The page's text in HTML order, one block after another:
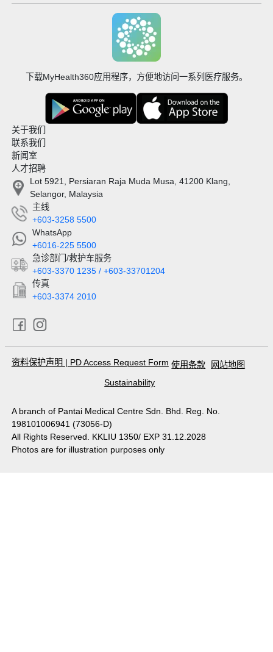
下载MyHealth360应用程序，方便地访问一系列医疗服务。
关于我们
联系我们
新闻室
人才招聘
Lot 5921, Persiaran Raja Muda Musa, 41200 Klang,
Selangor, Malaysia
主线
+603-3258 5500
WhatsApp
+6016-225 5500
急诊部门/救护车服务
+603-3370 1235 / +603-33701204
传真
+603-3374 2010
资料保护声明 | PD Access Request Form 使用条款
网站地图
Sustainability
A branch of Pantai Medical Centre Sdn. Bhd. Reg. No.
198101006941 (73056-D)
All Rights Reserved. KKLIU 1350/ EXP 31.12.2028
Photos are for illustration purposes only